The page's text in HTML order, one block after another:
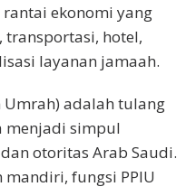
ekonomi yang
transportasi, hotel,
layanan jamaah.
Umrah) adalah tulang
menjadi simpul
otoritas Arab Saudi.
fungsi PPIU